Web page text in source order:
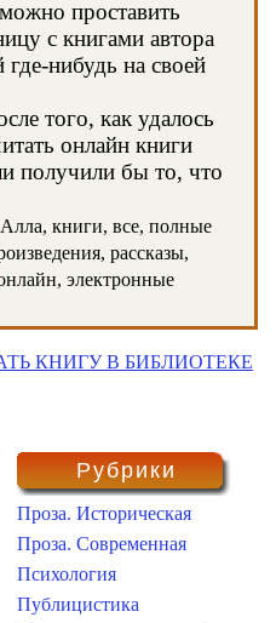
проставить
с книгами автора
нибудь на своей
того, как удалось
онлайн книги
получили бы то, что
книги, все, полные
рассказы,
электронные
КНИГУ В БИБЛИОТЕКЕ
Рубрики
Проза. Историческая
Проза. Современная
Психология
Публицистика